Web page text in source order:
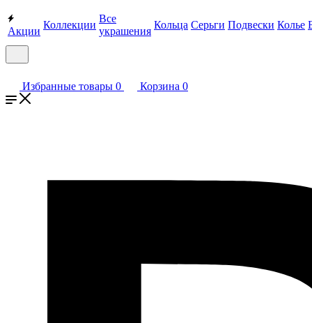
Акции
Коллекции
Все
украшения
Кольца Серьги Подвески Колье
Избранные товары 0 Корзина 0